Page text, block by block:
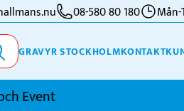
08-580 80 180 Mån-
GRAVYR STOCKHOLMKONTAKT
Event